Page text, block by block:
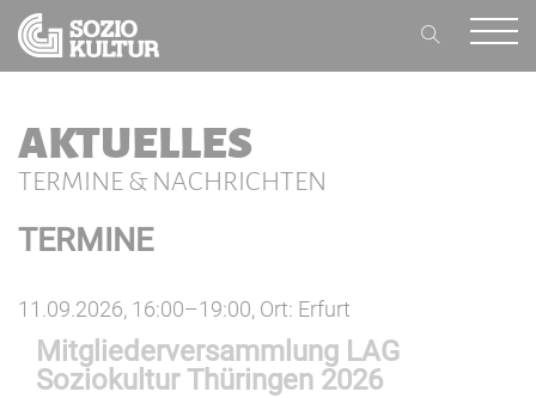
AKTUELLES
TERMINE & NACHRICHTEN
TERMINE
11.09.2026, 16:00–19:00, Ort: Erfurt
Mitgliederversammlung LAG
Soziokultur Thüringen 2026